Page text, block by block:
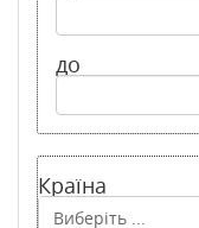
до
Країна
Виберіть ...
Країна